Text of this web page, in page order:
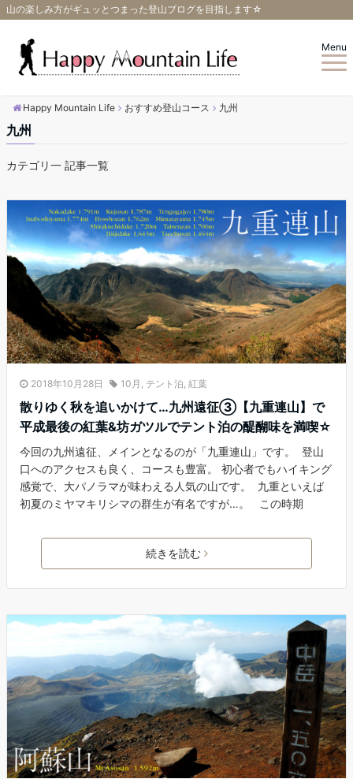
山の楽しみ方がギュッとつまった登山ブログを目指します☆
Menu
Happy Mountain Life おすすめ登山コース 九州
九州
カテゴリ一 記事一覧
2018年10月28日 10月 , テント泊, 紅葉
散りゆく秋を追いかけて…九州遠征③【九重連山】で
平成最後の紅葉&坊ガツルでテント泊の醍醐味を満喫☆
今回の九州遠征、メインとなるのが「九重連山」です。 登山
口へのアクセスも良く、コースも豊富。 初心者でもハイキング
感覚で、大パノラマが味わえる人気の山です。 九重といえば
初夏のミヤマキリシマの群生が有名ですが…。 この時期
続きを読む